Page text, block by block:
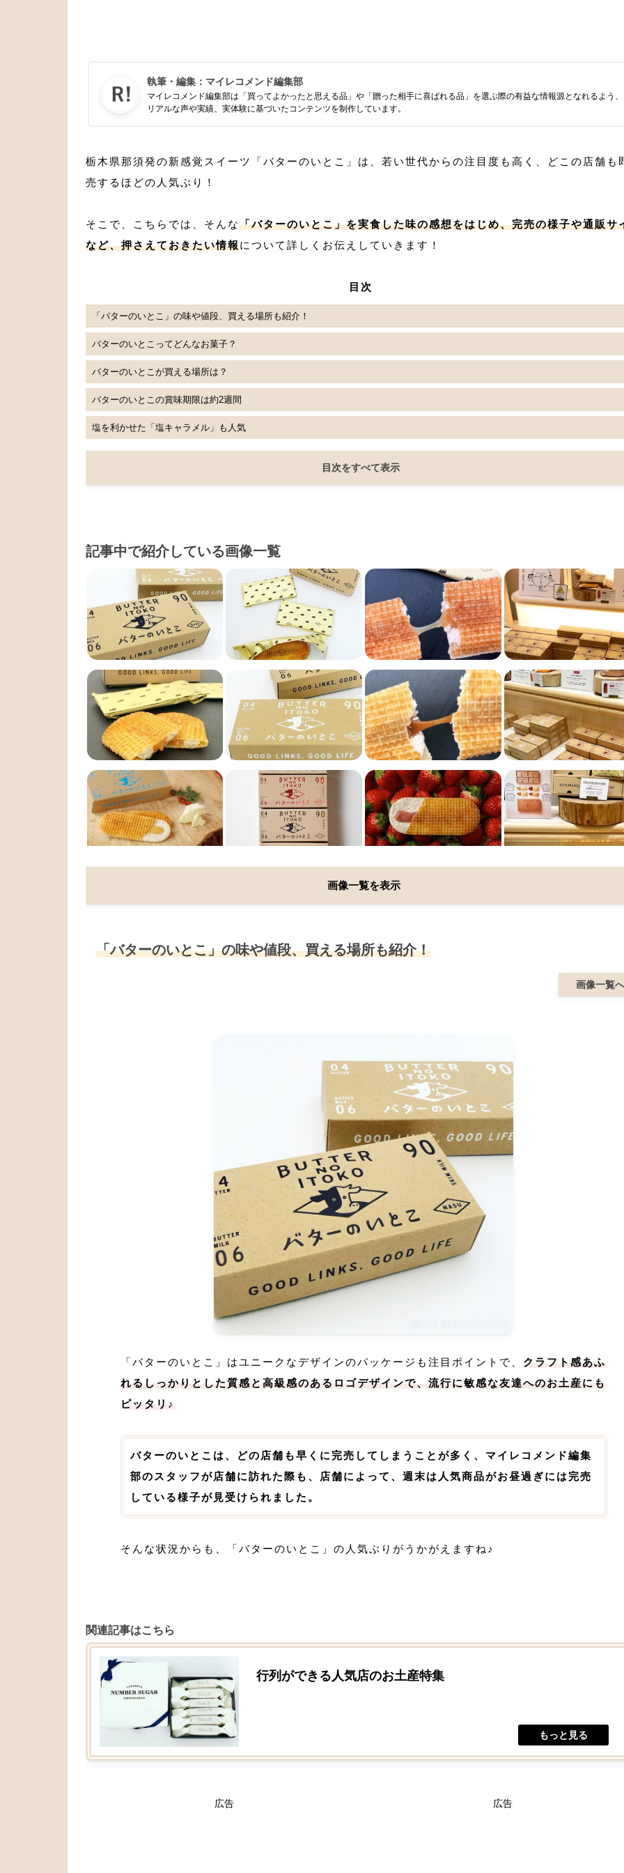
執筆・編集： マイレコメンド編集部
マイレコメンド編集部は「買ってよかったと思える品」や「贈った相手に喜ばれる品」を選ぶ際の有益な情報源となれるよう、
リアルな声や実績、実体験に基づいたコンテンツを制作しています。
栃木県那須発の新感覚スイーツ「バターのいとこ」は、若い世代からの注目度も高く、どこの店舗も
売するほどの人気ぶり！
そこで、こちらでは、そんな「バターのいとこ」を実食した味の感想をはじめ、完売の様子や通販サ
など、押さえておきたい情報について詳しくお伝えしていきます！
目次
「バターのいとこ」の味や値段、買える場所も紹介！
バターのいとこってどんなお菓子？
バターのいとこが買える場所は？
バターのいとこの賞味期限は約2週間
塩を利かせた「塩キャラメル」も人気
目次をすべて表示
記事中で紹介している画像一覧
画像一覧を表示
「バターのいとこ」の味や値段、買える場所も紹介！
画像一覧へ
「バターのいとこ」はユニークなデザインのパッケージも注目ポイントで、 クラフト感あふ
れるしっかりとした質感と高級感のあるロゴデザインで、流行に敏感な友達へのお土産にも
ピッタリ♪
バターのいとこは、どの店舗も早くに完売してしまうことが多く、マイレコメンド編集
部のスタッフが店舗に訪れた際も、店舗によって、週末は人気商品がお昼過ぎには完売
している様子が見受けられました。
そんな状況からも、「バターのいとこ」の人気ぶりがうかがえますね♪
関連記事はこちら
行列ができる人気店のお土産特集
広告 広告